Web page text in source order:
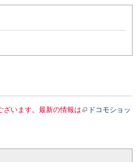
ざいます。最新の情報は
ドコモショッ